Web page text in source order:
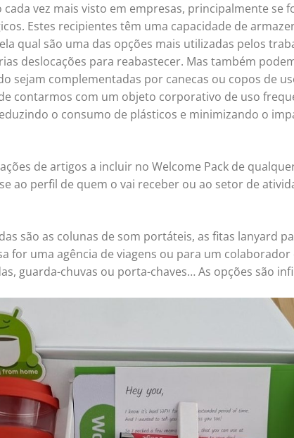
vez mais visto em empresas, principalmente se
Estes recipientes têm uma capacidade de
qual são uma das opções mais utilizadas pelos
deslocações para reabastecer. Mas também
sejam complementadas por canecas ou copos de
contarmos com um objeto corporativo de uso
o consumo de plásticos e minimizando o
de artigos a incluir no Welcome Pack de
ao perfil de quem o vai receber ou ao setor de
são as colunas de som portáteis, as fitas lanyard
for uma agência de viagens ou para um colaborador
guarda-chuvas ou porta-chaves… As opções são